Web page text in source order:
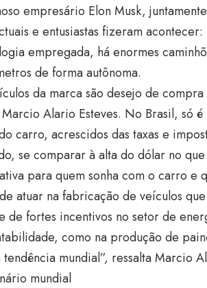
empresário Elon Musk,
e entusiastas fizeram
empregada, há enormes
de forma autônoma.
da marca são desejo de
Alario Esteves. No Brasil, só
carro, acrescidos das taxas e
se comparar à alta do dólar no
para quem sonha com o carro e
atuar na fabricação de veículos
de fortes incentivos no setor de
como na produção de
tendência mundial”, ressalta Marcio
mundial